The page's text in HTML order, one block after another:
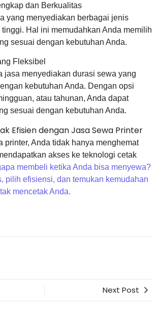
dan Berkualitas
yang menyediakan berbagai jenis
Hal ini memudahkan Anda memilih
sesuai dengan kebutuhan Anda.
Fleksibel
jasa menyediakan durasi sewa yang
kebutuhan Anda. Dengan opsi
atau tahunan, Anda dapat
sesuai dengan kebutuhan Anda.
Efisien dengan Jasa Sewa Printer
printer, Anda tidak hanya menghemat
akses ke teknologi cetak
membeli ketika Anda bisa menyewa?
pilih efisiensi, dan temukan kemudahan
mencetak Anda.
Next Post